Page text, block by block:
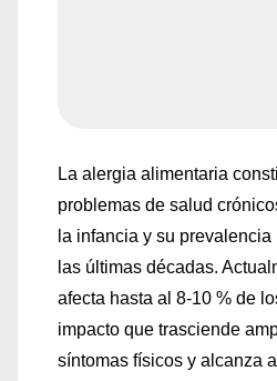
La alergia alimentaria
problemas de salud
la infancia y su
las últimas décadas.
afecta hasta al 8-10 % de
impacto que trasciende
síntomas físicos y alcanza